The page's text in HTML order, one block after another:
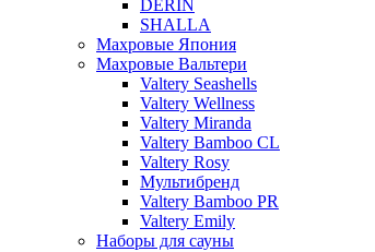
DERIN
SHALLA
Махровые Япония
Махровые Вальтери
Valtery Seashells
Valtery Wellness
Valtery Miranda
Valtery Bamboo CL
Valtery Rosy
Мультибренд
Valtery Bamboo PR
Valtery Emily
Наборы для сауны